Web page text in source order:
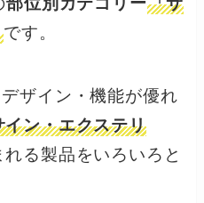
です。
ザイン・機能が優れ
イン・エクステリ
る製品をいろいろと